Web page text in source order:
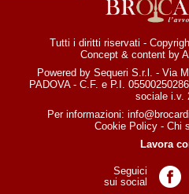
Tutti i diritti riservati -
Concept & content by
Powered by Sequeri S.r.l. - Via
PADOVA - C.F. e P.I.
sociale i.v.
Per informazioni:
Cookie Policy - Chi
Lavora
Seguici
sui social